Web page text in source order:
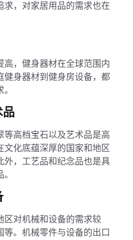
求，对家居用品的需求也在
高，健身器材在全球范围内
健身器材到健身房设备，都
品
等高档宝石以及艺术品是高
文化底蕴深厚的国家和地区
外，工艺品和纪念品也是具
区对机械和设备的需求较
等。机械零件与设备的出口